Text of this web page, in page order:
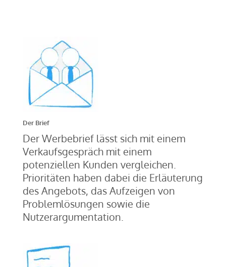
Der Brief
Der Werbebrief lässt sich mit einem
Verkaufsgespräch mit einem
potenziellen Kunden vergleichen.
Prioritäten haben dabei die Erläuterung
des Angebots, das Aufzeigen von
Problemlösungen sowie die
Nutzerargumentation.